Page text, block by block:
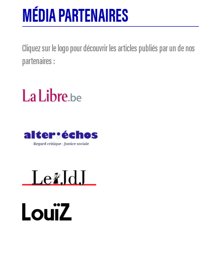
MÉDIA PARTENAIRES
Cliquez sur le logo pour découvrir les articles publiés par un de nos
partenaires :